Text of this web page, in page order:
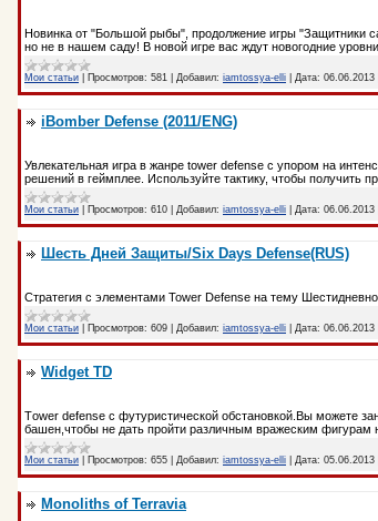
Новинка от "Большой рыбы", продолжение игры "Защитники
но не в нашем саду! В новой игре вас ждут новогодние
Мои статьи Просмотров: 581 Добавил: iamtossya-elli Дата: 06.06.2013
iBomber Defense (2011/ENG)
Увлекательная игра в жанре tower defense с упором на
решений в геймплее. Используйте тактику, чтобы
Мои статьи Просмотров: 610 Добавил: iamtossya-elli Дата: 06.06.2013
Шесть Дней Защиты/Six Days Defense(RUS)
Стратегия с элементами Tower Defense на тему
Мои статьи Просмотров: 609 Добавил: iamtossya-elli Дата: 06.06.2013
Widget TD
Тower defense с футуристической обстановкой.Вы можете
башен,чтобы не дать пройти различным вражеским фигурам
Мои статьи Просмотров: 655 Добавил: iamtossya-elli Дата: 05.06.2013
Monoliths of Terravia